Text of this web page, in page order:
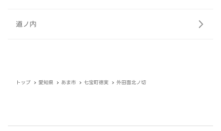
道ノ内
トップ 愛知県 あま市 七宝町徳実 外田面北ノ切